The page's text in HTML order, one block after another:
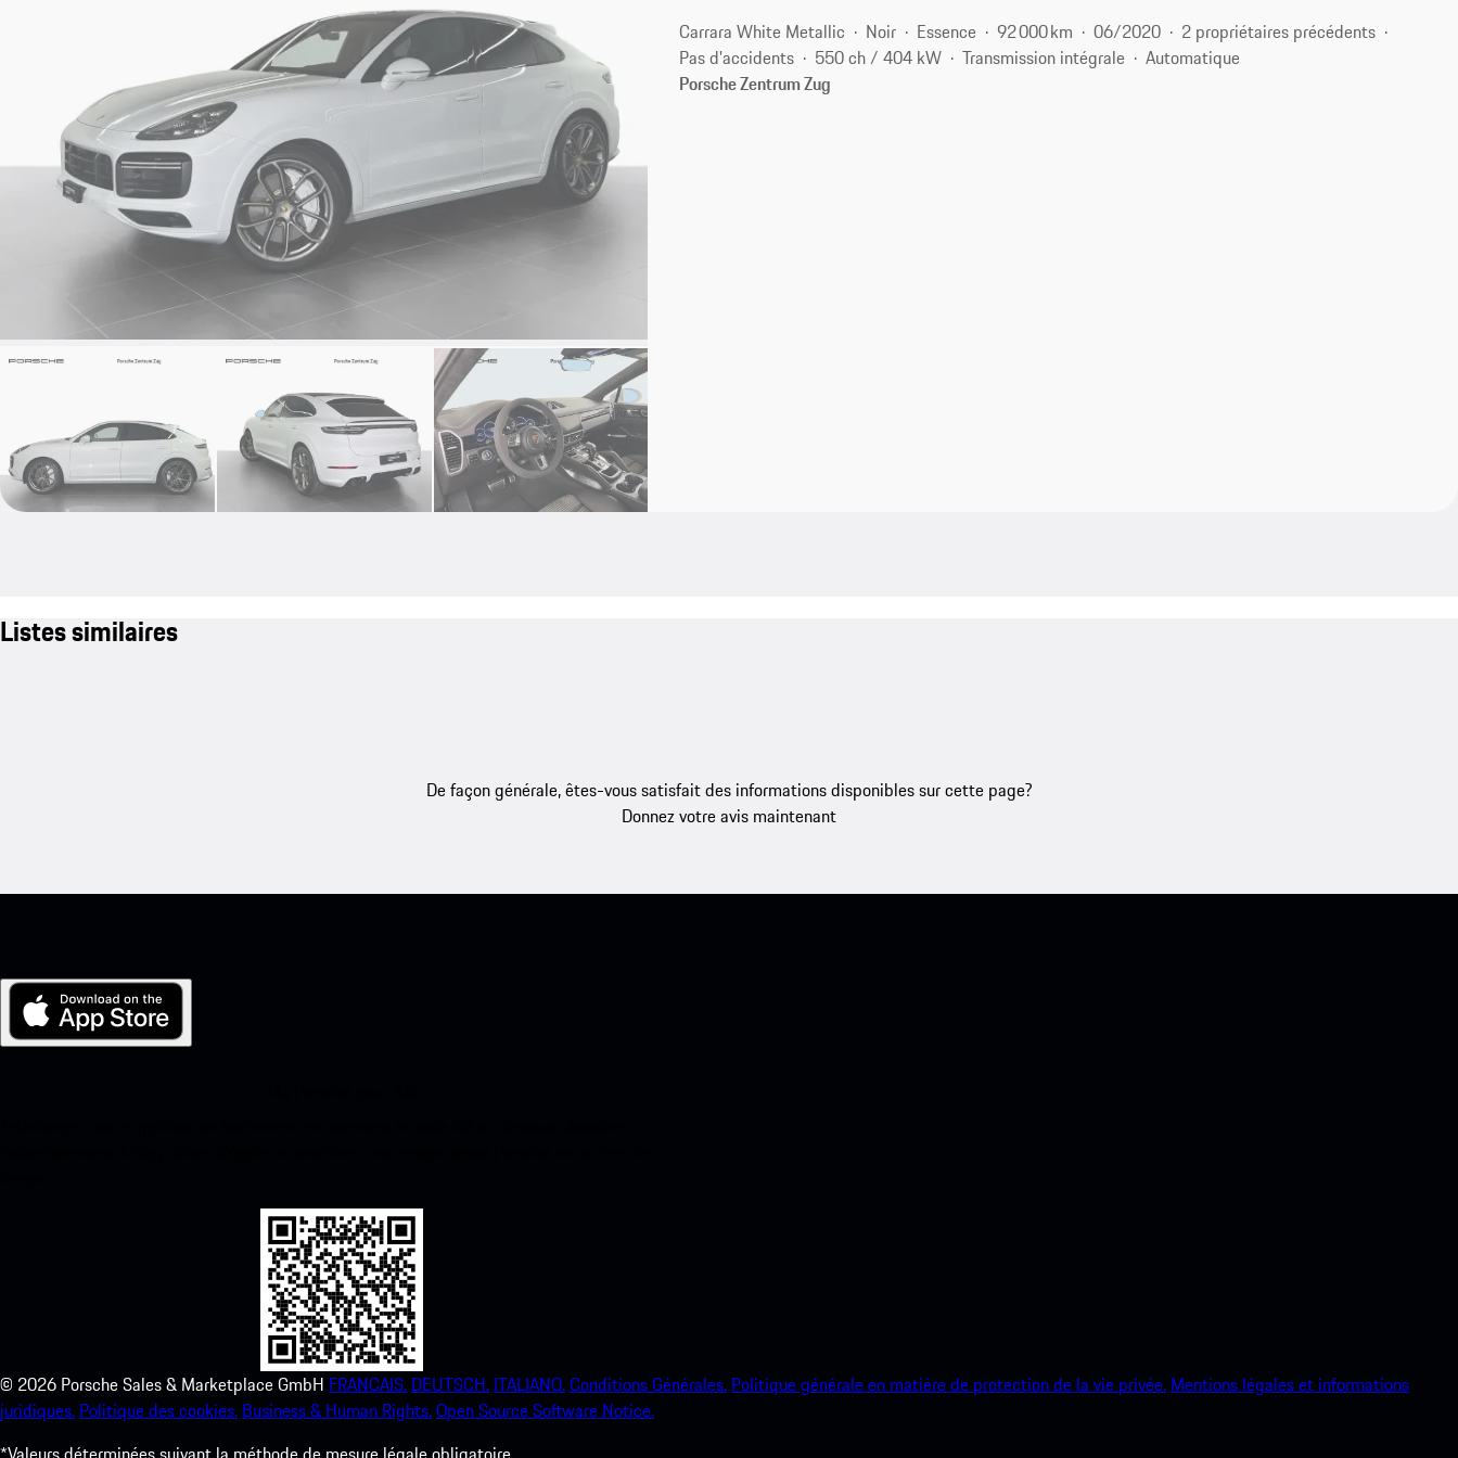
Carrara White Metallic Noir Essence 92 000 km 06/2020
2 propriétaires précédents
Pas d'accidents
550 ch / 404 kW Transmission intégrale
Automatique
Porsche Zentrum Zug
Listes similaires
De façon générale, êtes-vous satisfait des informations disponibles sur cette page?
Donnez votre avis maintenant
© 2026 Porsche Sales & Marketplace GmbH FRANCAIS. DEUTSCH. ITALIANO.Conditions Générales. Politique générale en matière de protection de la vie privée. Mentions légales et informations
juridiques. Politique des cookies. Business & Human Rights.Open Source Software Notice.